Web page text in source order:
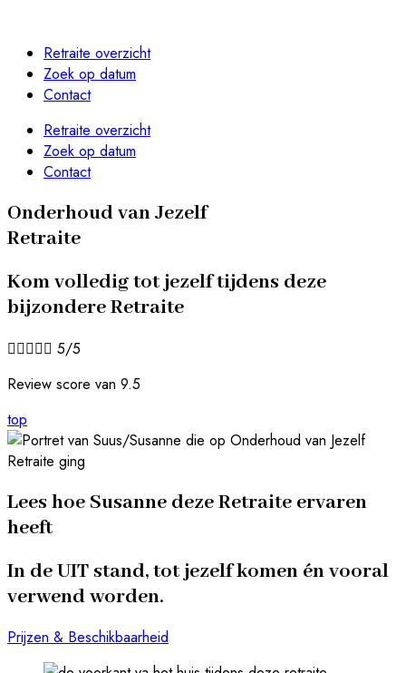
Retraite overzicht
Zoek op datum
Contact
Retraite overzicht
Zoek op datum
Contact
Onderhoud van Jezelf
Retraite
Kom volledig tot jezelf tijdens deze
bijzondere Retraite
 5/5
Review score van 9.5
top
Lees hoe Susanne deze Retraite ervaren
heeft
In de UIT stand, tot jezelf komen én vooral
verwend worden.
Prijzen & Beschikbaarheid